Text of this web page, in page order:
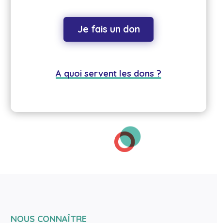
Je fais un don
A quoi servent les dons ?
NOUS CONNAÎTRE